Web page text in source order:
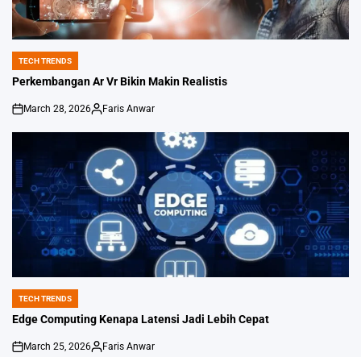
POSTED
IN
TECH TRENDS
Perkembangan Ar Vr Bikin Makin Realistis
on
March 28, 2026
Posted
Faris Anwar
POSTED
IN
TECH TRENDS
Edge Computing Kenapa Latensi Jadi Lebih Cepat
on
March 25, 2026
Posted
Faris Anwar